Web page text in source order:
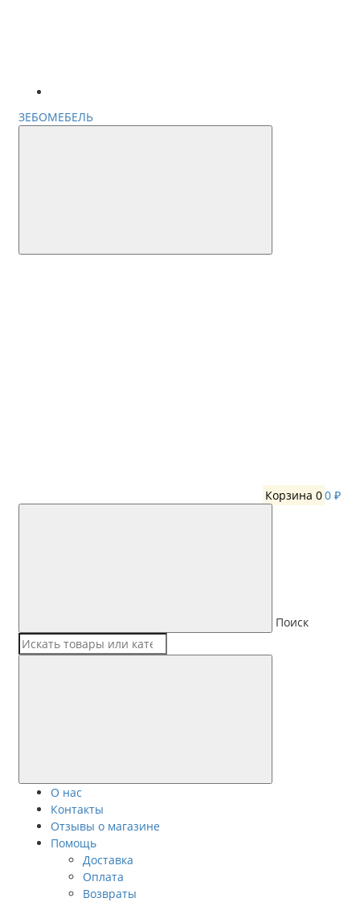
ЗЕБОМЕБЕЛЬ
Корзина 00 ₽
Поиск
О нас
Контакты
Отзывы о магазине
Помощь
Доставка
Оплата
Возвраты